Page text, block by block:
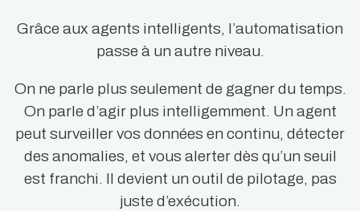
Grâce aux agents intelligents, l’automatisation
passe à un autre niveau.
On ne parle plus seulement de gagner du temps.
On parle d’agir plus intelligemment. Un agent
peut surveiller vos données en continu, détecter
des anomalies, et vous alerter dès qu’un seuil
est franchi. Il devient un outil de pilotage, pas
juste d’exécution.